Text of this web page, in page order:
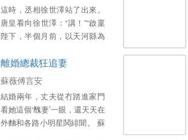
這時，丞相徐世澤站了出來。
唐皇看向徐世澤：“講！”“啟稟
陛下，半個月前，以天河縣為
害蟲氾濫，大量莊稼被害蟲禍
害，糧食嚴重減產，流民四
起，目前京城內快彙聚十萬流
民了！”徐世澤立刻講述。唐皇
驚訝道：“今年洪澇災害跟害蟲
氾濫這麼嚴重嗎？”...。
離婚總裁狂追妻
蘇薇傅言安
結婚兩年，丈夫從冇踏進家門
看她這個‘醜妻’一眼，還天天在
外麵和各路小明星鬨緋聞。 蘇